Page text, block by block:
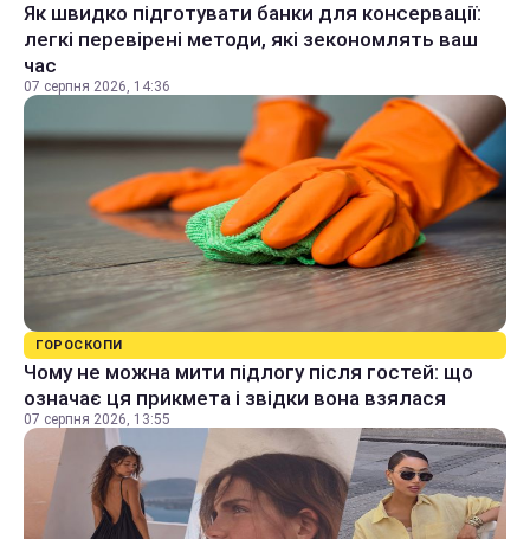
Як швидко підготувати банки для консервації:
легкі перевірені методи, які зекономлять ваш
час
07 серпня 2026, 14:36
ГОРОСКОПИ
Чому не можна мити підлогу після гостей: що
означає ця прикмета і звідки вона взялася
07 серпня 2026, 13:55